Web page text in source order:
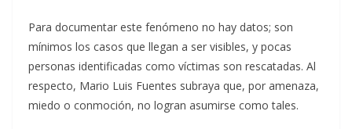
Para documentar este fenómeno no hay datos; son
mínimos los casos que llegan a ser visibles, y pocas
personas identificadas como víctimas son rescatadas. Al
respecto, Mario Luis Fuentes subraya que, por amenaza,
miedo o conmoción, no logran asumirse como tales.